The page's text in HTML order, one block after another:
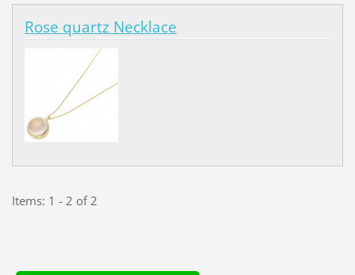
Rose quartz Necklace
Items: 1 - 2 of 2